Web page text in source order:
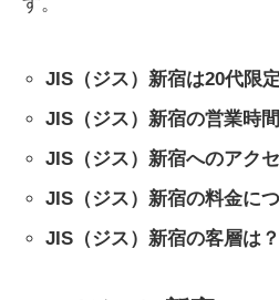
JIS（ジス）新宿は20代限
JIS（ジス）新宿の営業時
JIS（ジス）新宿へのアク
JIS（ジス）新宿の料金に
JIS（ジス）新宿の客層は？